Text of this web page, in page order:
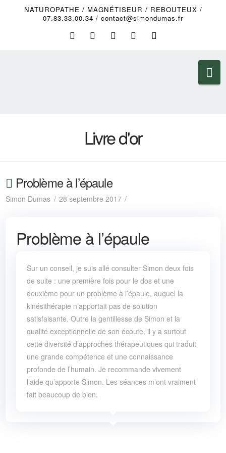
NATUROPATHE / MAGNÉTISEUR / REBOUTEUX /
07.83.33.00.34 / contact@simondumas.fr
Livre d'or
Problème à l’épaule
Simon Dumas 28 septembre 2017
Problème à l’épaule
Sur un conseil, je suis allé consulter Simon deux fois
de suite : une première fois pour le dos et une
deuxième pour un problème à l’épaule, auquel la
kinésithérapie n’apportait pas de solution
satisfaisante. Outre la gentillesse de Simon et la
qualité exceptionnelle de son écoute, il y a surtout
cette diversité d’approches thérapeutiques qui traduit
une grande compétence et une connaissance
profonde de l’humain. Je recommande vivement
l’aide qu’apporte Simon. Les séances m’ont vraiment
fait beaucoup de bien.